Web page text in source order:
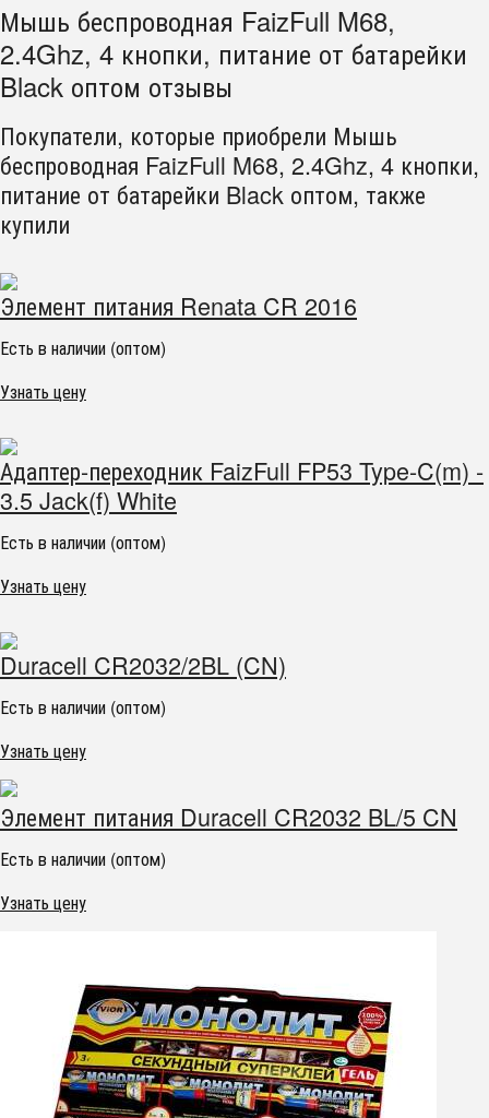
Мышь беспроводная FaizFull M68,
2.4Ghz, 4 кнопки, питание от батарейки
Black оптом отзывы
Покупатели, которые приобрели Мышь
беспроводная FaizFull M68, 2.4Ghz, 4 кнопки,
питание от батарейки Black оптом, также
купили
Элемент питания Renata CR 2016
Есть в наличии (оптом)
Узнать цену
Адаптер-переходник FaizFull FP53 Type-C(m) -
3.5 Jack(f) White
Есть в наличии (оптом)
Узнать цену
Duracell CR2032/2BL (CN)
Есть в наличии (оптом)
Узнать цену
Элемент питания Duracell CR2032 BL/5 CN
Есть в наличии (оптом)
Узнать цену